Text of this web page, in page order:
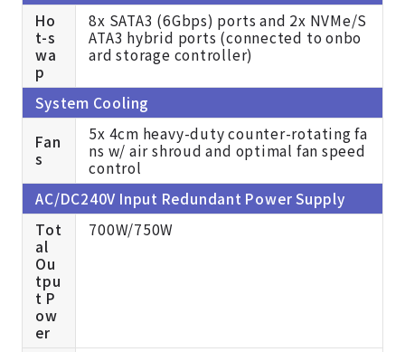
Ho
t-s
wa
p
8x SATA3 (6Gbps) ports and 2x NVMe/S
ATA3 hybrid ports (connected to onbo
ard storage controller)
System Cooling
Fan
s
5x 4cm heavy-duty counter-rotating fa
ns w/ air shroud and optimal fan speed
control
AC/DC240V Input Redundant Power Supply
Tot
al
Ou
tpu
t P
ow
er
700W/750W